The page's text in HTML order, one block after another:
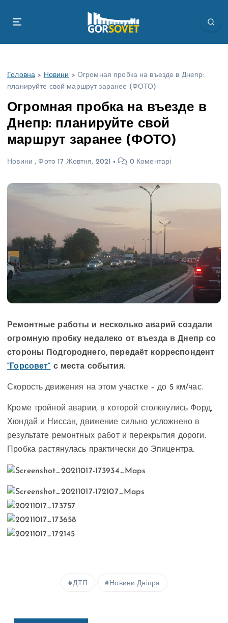
Головна > Новини > Огромная пробка на въезде в Днепр:
планируйте свой маршрут заранее (ФОТО)
Огромная пробка на въезде в
Днепр: планируйте свой
маршрут заранее (ФОТО)
Новини , Фото 17 Жовтня, 2021 0 Коментарі
Ремонтные работы и несколько аварий создали
огромную пробку недалеко от въезда в Днепр со
стороны Подгороднего, передаёт корреспондент
“Горсовет” с места события.
Скорость движения на этом участке – до 5 км/час.
Кроме тройной аварии, в которой столкнулись Форд,
Хюндай и Ниссан, движение сильно усложнено в
результате ремонтных работ и перекрытия дороги.
Пробка растянулась практически до Эпицентра.
ДТП Новини Дніпра